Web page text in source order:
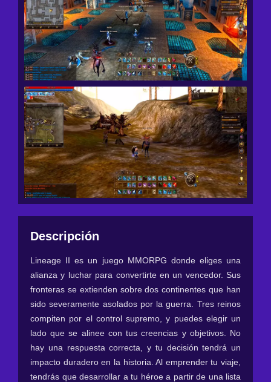
Descripción
Lineage II es un juego MMORPG donde eliges una
alianza y luchar para convertirte en un vencedor. Sus
fronteras se extienden sobre dos continentes que han
sido severamente asolados por la guerra. Tres reinos
compiten por el control supremo, y puedes elegir un
lado que se alinee con tus creencias y objetivos. No
hay una respuesta correcta, y tu decisión tendrá un
impacto duradero en la historia. Al emprender tu viaje,
tendrás que desarrollar a tu héroe a partir de una lista